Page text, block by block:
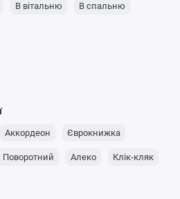
В вітальню В спальню
Аккордеон Єврокнижка
Поворотний Алеко Клік-кляк